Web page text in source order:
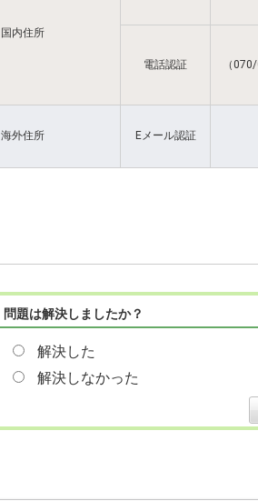
国内住所
電話認証 （
海外住所 Eメール認証
問題は解決しましたか？
解決した
解決しなかった